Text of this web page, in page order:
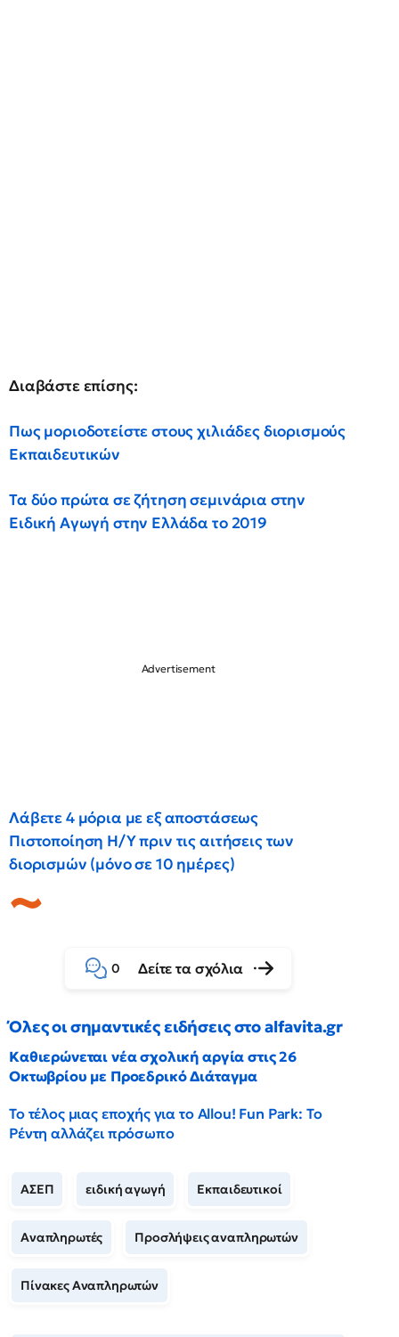
Διαβάστε επίσης:
Πως μοριοδοτείστε στους χιλιάδες διορισμούς
Εκπαιδευτικών
Τα δύο πρώτα σε ζήτηση σεμινάρια στην
Ειδική Αγωγή στην Ελλάδα το 2019
Λάβετε 4 μόρια με εξ αποστάσεως
Πιστοποίηση Η/Υ πριν τις αιτήσεις των
διορισμών (μόνο σε 10 ημέρες)
0 Δείτε τα σχόλια
Όλες οι σημαντικές ειδήσεις στο alfavita.gr
Καθιερώνεται νέα σχολική αργία στις 26
Οκτωβρίου με Προεδρικό Διάταγμα
Το τέλος μιας εποχής για το Allou! Fun Park: Το
Ρέντη αλλάζει πρόσωπο
ΑΣΕΠ ειδική αγωγή Εκπαιδευτικοί
Αναπληρωτές Προσλήψεις αναπληρωτών
Πίνακες Αναπληρωτών